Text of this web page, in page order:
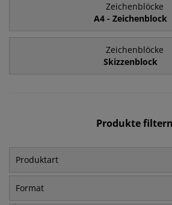
Zeichenblöcke
A4 - Zeichenblock
Zeichenblöcke
Skizzenblock
Produkte filtern
Produktart
Format